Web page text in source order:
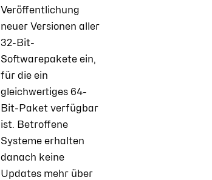
Veröffentlichung
neuer Versionen aller
32-Bit-
Softwarepakete ein,
für die ein
gleichwertiges 64-
Bit-Paket verfügbar
ist. Betroffene
Systeme erhalten
danach keine
Updates mehr über